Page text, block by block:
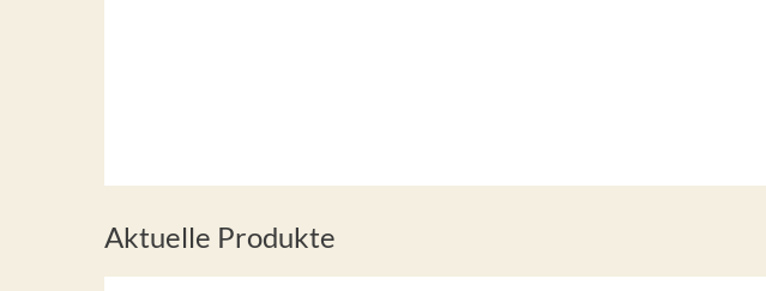
Aktuelle Produkte